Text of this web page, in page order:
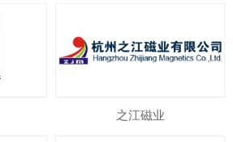
之江磁业